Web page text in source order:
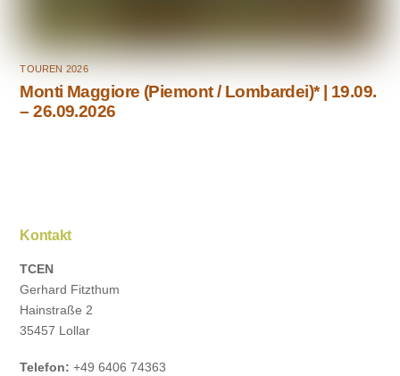
TOUREN 2026
Monti Maggiore (Piemont / Lombardei)* | 19.09.
– 26.09.2026
Kontakt
TCEN
Gerhard Fitzthum
Hainstraße 2
35457 Lollar
Telefon: +49 6406 74363